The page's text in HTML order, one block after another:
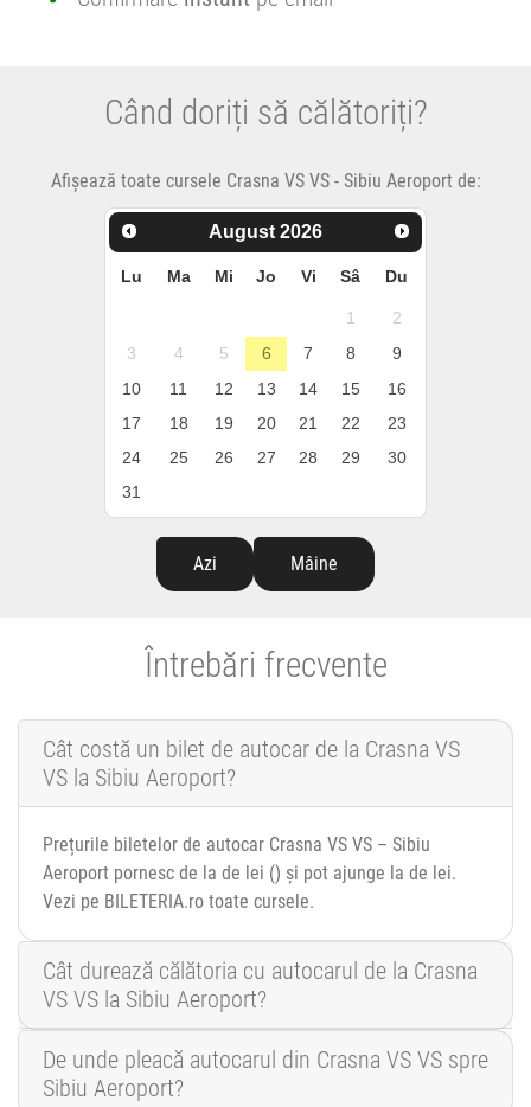
Când doriți să călătoriți?
Afișează toate cursele Crasna VS VS - Sibiu Aeroport de:
August 2026
Lu Ma Mi Jo Vi Sâ Du
1
2
3
4 5 6 7 8
9
10
11 12 13 14 15
16
17
18 19 20 21 22
23
24
25 26 27 28 29
30
31
Azi Mâine
Întrebări frecvente
Cât costă un bilet de autocar de la Crasna VS
VS la Sibiu Aeroport?
Prețurile biletelor de autocar Crasna VS VS – Sibiu
Aeroport pornesc de la de lei () și pot ajunge la de lei.
Vezi pe BILETERIA.ro toate cursele.
Cât durează călătoria cu autocarul de la Crasna
VS VS la Sibiu Aeroport?
De unde pleacă autocarul din Crasna VS VS spre
Sibiu Aeroport?